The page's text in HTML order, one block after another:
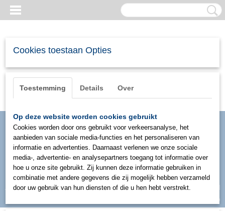
Inloggen Registreren
UW WINKELWAGEN
(0)
Cookies toestaan Opties
Toestemming Details Over
Op deze website worden cookies gebruikt
Cookies worden door ons gebruikt voor verkeersanalyse, het
aanbieden van sociale media-functies en het personaliseren van
informatie en advertenties. Daarnaast verlenen we onze sociale
media-, advertentie- en analysepartners toegang tot informatie over
hoe u onze site gebruikt. Zij kunnen deze informatie gebruiken in
combinatie met andere gegevens die zij mogelijk hebben verzameld
door uw gebruik van hun diensten of die u hen hebt verstrekt.